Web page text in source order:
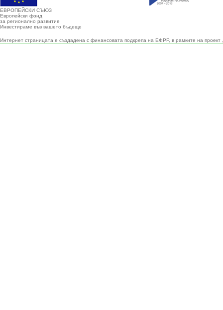
ЕВРОПЕЙСКИ СЪЮЗ
Европейски фонд
за регионално развитие
Инвестираме във вашето бъдеще
Интернет страницата е създадена с финансовата подкрепа на ЕФРР, в рамките на